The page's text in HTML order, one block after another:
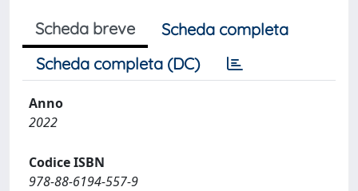
Scheda breve
Scheda completa
Scheda completa (DC)
Anno
2022
Codice ISBN
978-88-6194-557-9